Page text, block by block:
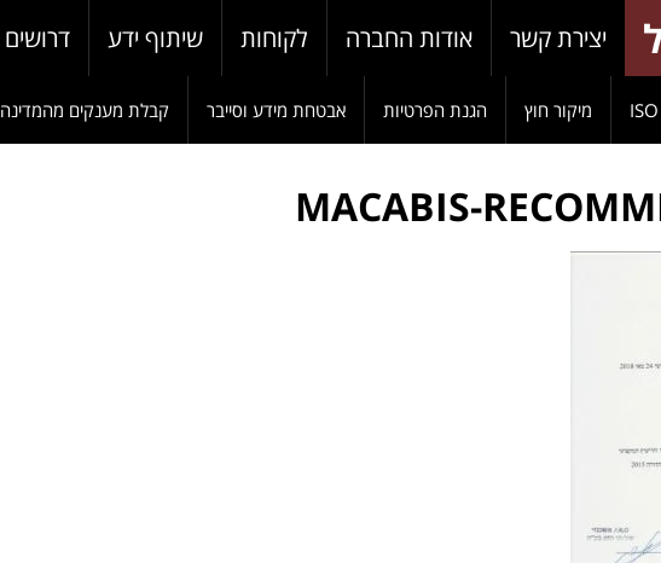
יצירת קשר אודות החברה לקוחות שיתוף ידע דרושים
מיקור חוץ הגנת הפרטיות אבטחת מידע וסייבר קבלת מענקים מהמדינה
MACABIS-